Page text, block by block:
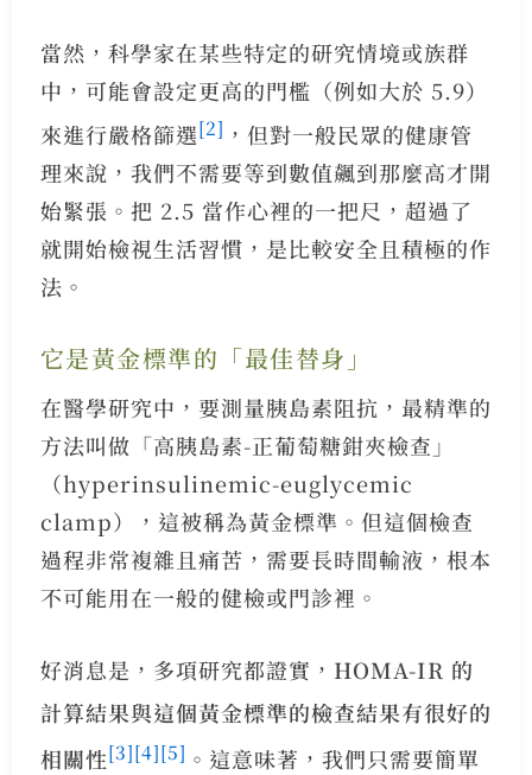
當然，科學家在某些特定的研究情境或族群
中，可能會設定更高的門檻（例如大於 5.9）
來進行嚴格篩選[2] ，但對一般民眾的健康管
理來說，我們不需要等到數值飆到那麼高才開
始緊張。把 2.5 當作心裡的一把尺，超過了
就開始檢視生活習慣，是比較安全且積極的作
法。
它是黃金標準的「最佳替身」
在醫學研究中，要測量胰島素阻抗，最精準的
方法叫做「高胰島素-正葡萄糖鉗夾檢查」
（hyperinsulinemic-euglycemic
clamp），這被稱為黃金標準。但這個檢查
過程非常複雜且痛苦，需要長時間輸液，根本
不可能用在一般的健檢或門診裡。
好消息是，多項研究都證實， HOMA-IR 的
計算結果與這個黃金標準的檢查結果有很好的
相關性[3][4][5] 。這意味著，我們只需要簡單